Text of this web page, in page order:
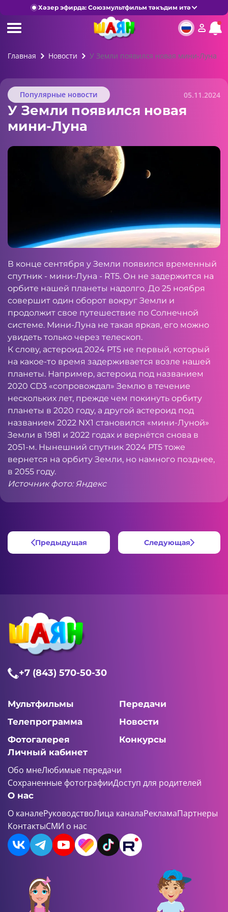
Хәзер эфирда: Союзмультфильм тәкъдим итә
Главная Новости У Земли появился новая мини-Луна
Популярные новости 05.11.2024
У Земли появился новая
мини-Луна
В конце сентября у Земли появился временный
спутник - мини-Луна - RT5. Он не задержится на
орбите нашей планеты надолго. До 25 ноября
совершит один оборот вокруг Земли и
продолжит свое путешествие по Солнечной
системе. Мини-Луна не такая яркая, его можно
увидеть только через телескоп.
К слову, астероид 2024 PT5 не первый, который
на какое-то время задерживается возле нашей
планеты. Например, астероид под названием
2020 CD3 «сопровождал» Землю в течение
нескольких лет, прежде чем покинуть орбиту
планеты в 2020 году, а другой астероид под
названием 2022 NX1 становился «мини-Луной»
Земли в 1981 и 2022 годах и вернётся снова в
2051-м. Нынешний спутник 2024 PT5 тоже
вернется на орбиту Земли, но намного позднее,
в 2055 году.
Источник фото: Яндекс
Предыдущая Следующая
+7 (843) 570-50-30
Мультфильмы
Передачи
Телепрограмма
Новости
Фотогалерея
Конкурсы
Личный кабинет
Обо мнеЛюбимые передачи
Сохраненные фотографииДоступ для родителей
О нас
О каналеРуководствоЛица каналаРекламаПартнеры
КонтактыСМИ о нас